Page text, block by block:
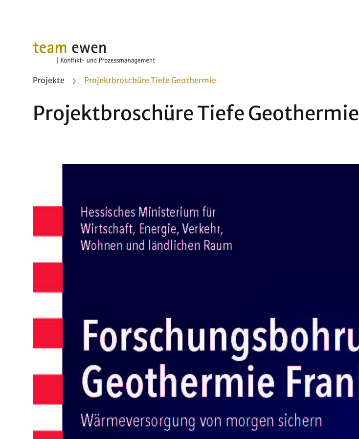
Projekte Projektbroschüre Tiefe Geothermie
Projektbroschüre Tiefe Geothermie